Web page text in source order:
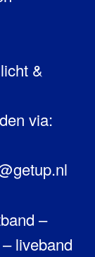
&
via:
–
liveband